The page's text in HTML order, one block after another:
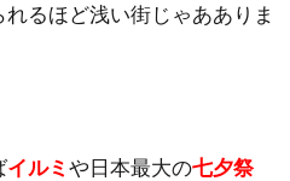
るほど浅い街じゃあありま
イルミや日本最大の七夕祭